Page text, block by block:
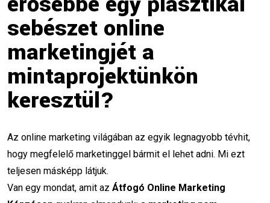
Digital Marketing Tanfolyam (2)
Marketing Állások
Nyáron Is Hozz Ügyfeleket SEO-
Val – 10 Bevált Módszer Nyári
SEO
2026. 08. 05.
sebészet online
marketingjét a
mintaprojektünkön
keresztül?
Az online marketing világában az egyik legnagyobb tévhit,
hogy megfelelő marketinggel bármit el lehet adni. Mi ezt
teljesen másképp látjuk.
Van egy mondat, amit az Átfogó Online Marketing